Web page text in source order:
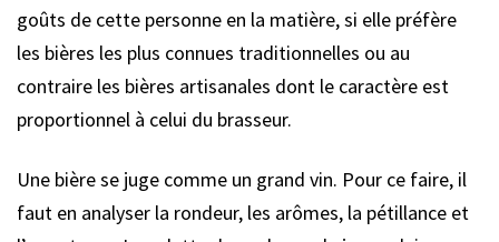
goûts de cette personne en la matière, si elle préfère
les bières les plus connues traditionnelles ou au
contraire les bières artisanales dont le caractère est
proportionnel à celui du brasseur.
Une bière se juge comme un grand vin. Pour ce faire, il
faut en analyser la rondeur, les arômes, la pétillance et